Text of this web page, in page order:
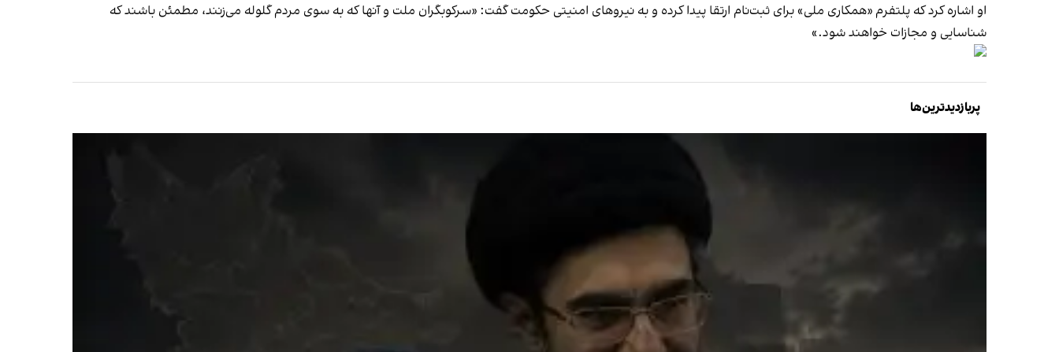
او اشاره کرد که پلتفرم «همکاری ملی» برای ثبت‌نام ارتقا پیدا کرده و به نیروهای امنیتی حکومت گفت: «سرکوبگران ملت و آنها که به سوی مردم گلوله می‌زنند، مطمئن باشند که
شناسایی و مجازات خواهند شود.»
پربازدیدترین‌ها